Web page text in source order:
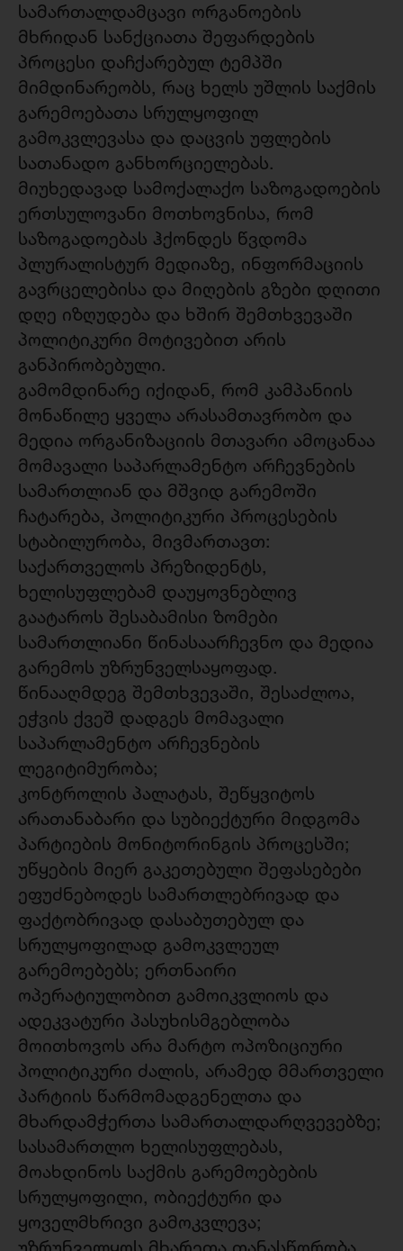
სამართალდამცავი ორგანოების
მხრიდან სანქციათა შეფარდების
პროცესი დაჩქარებულ ტემპში
მიმდინარეობს, რაც ხელს უშლის საქმის
გარემოებათა სრულყოფილ
გამოკვლევასა და დაცვის უფლების
სათანადო განხორციელებას.
მიუხედავად სამოქალაქო საზოგადოების
ერთსულოვანი მოთხოვნისა, რომ
საზოგადოებას ჰქონდეს წვდომა
პლურალისტურ მედიაზე, ინფორმაციის
გავრცელებისა და მიღების გზები დღითი
დღე იზღუდება და ხშირ შემთხვევაში
პოლიტიკური მოტივებით არის
განპირობებული.
გამომდინარე იქიდან, რომ კამპანიის
მონაწილე ყველა არასამთავრობო და
მედია ორგანიზაციის მთავარი ამოცანაა
მომავალი საპარლამენტო არჩევნების
სამართლიან და მშვიდ გარემოში
ჩატარება, პოლიტიკური პროცესების
სტაბილურობა, მივმართავთ:
საქართველოს პრეზიდენტს,
ხელისუფლებამ დაუყოვნებლივ
გაატაროს შესაბამისი ზომები
სამართლიანი წინასაარჩევნო და მედია
გარემოს უზრუნველსაყოფად.
წინააღმდეგ შემთხვევაში, შესაძლოა,
ეჭვის ქვეშ დადგეს მომავალი
საპარლამენტო არჩევნების
ლეგიტიმურობა;
კონტროლის პალატას, შეწყვიტოს
არათანაბარი და სუბიექტური მიდგომა
პარტიების მონიტორინგის პროცესში;
უწყების მიერ გაკეთებული შეფასებები
ეფუძნებოდეს სამართლებრივად და
ფაქტობრივად დასაბუთებულ და
სრულყოფილად გამოკვლეულ
გარემოებებს; ერთნაირი
ოპერატიულობით გამოიკვლიოს და
ადეკვატური პასუხისმგებლობა
მოითხოვოს არა მარტო ოპოზიციური
პოლიტიკური ძალის, არამედ მმართველი
პარტიის წარმომადგენელთა და
მხარდამჭერთა სამართალდარღვევებზე;
სასამართლო ხელისუფლებას,
მოახდინოს საქმის გარემოებების
სრულყოფილი, ობიექტური და
ყოველმხრივი გამოკვლევა;